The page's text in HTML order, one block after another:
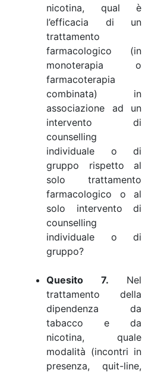
nicotina, qual è
l’efficacia di un
trattamento
farmacologico (in
monoterapia o
farmacoterapia
combinata) in
associazione ad un
intervento di
counselling
individuale o di
gruppo rispetto al
solo trattamento
farmacologico o al
solo intervento di
counselling
individuale o di
gruppo?
Quesito 7. Nel
trattamento della
dipendenza da
tabacco e da
nicotina, quale
modalità (incontri in
presenza, quit-line,